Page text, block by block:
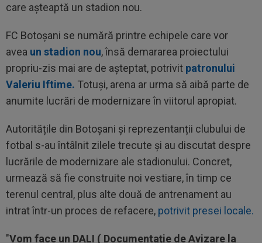
care așteaptă un stadion nou.
FC Botoșani se numără printre echipele care vor
avea un stadion nou, însă demararea proiectului
propriu-zis mai are de așteptat, potrivit patronului
Valeriu Iftime. Totuși, arena ar urma să aibă parte de
anumite lucrări de modernizare în viitorul apropiat.
Autoritățile din Botoșani și reprezentanții clubului de
fotbal s-au întâlnit zilele trecute și au discutat despre
lucrările de modernizare ale stadionului. Concret,
urmează să fie construite noi vestiare, în timp ce
terenul central, plus alte două de antrenament au
intrat într-un proces de refacere, potrivit presei locale.
"Vom face un DALI ( Documentație de Avizare la